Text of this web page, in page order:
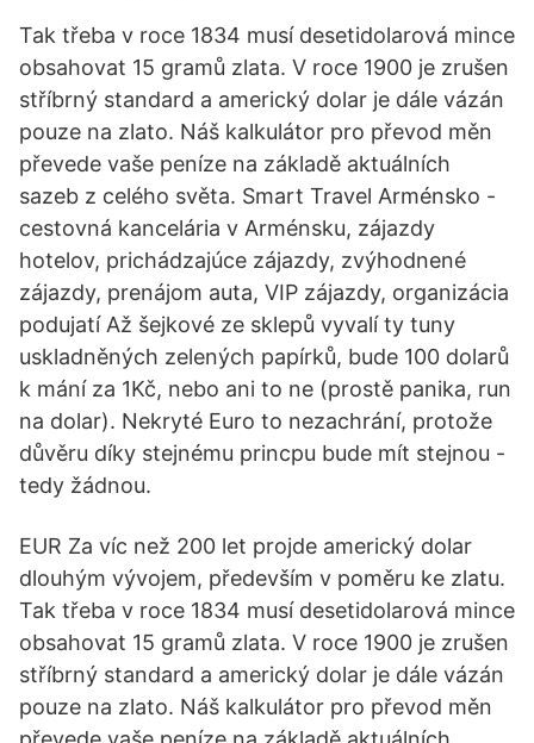
Tak třeba v roce 1834 musí desetidolarová mince
obsahovat 15 gramů zlata. V roce 1900 je zrušen
stříbrný standard a americký dolar je dále vázán
pouze na zlato. Náš kalkulátor pro převod měn
převede vaše peníze na základě aktuálních
sazeb z celého světa. Smart Travel Arménsko -
cestovná kancelária v Arménsku, zájazdy
hotelov, prichádzajúce zájazdy, zvýhodnené
zájazdy, prenájom auta, VIP zájazdy, organizácia
podujatí Až šejkové ze sklepů vyvalí ty tuny
uskladněných zelených papírků, bude 100 dolarů
k mání za 1Kč, nebo ani to ne (prostě panika, run
na dolar). Nekryté Euro to nezachrání, protože
důvěru díky stejnému princpu bude mít stejnou -
tedy žádnou.
EUR Za víc než 200 let projde americký dolar
dlouhým vývojem, především v poměru ke zlatu.
Tak třeba v roce 1834 musí desetidolarová mince
obsahovat 15 gramů zlata. V roce 1900 je zrušen
stříbrný standard a americký dolar je dále vázán
pouze na zlato. Náš kalkulátor pro převod měn